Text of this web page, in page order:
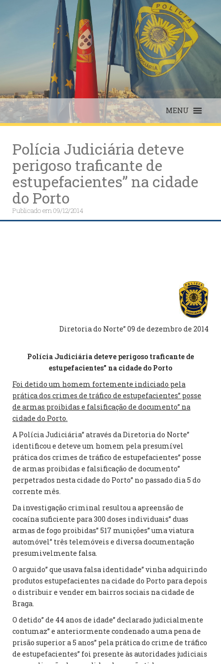
MENU
Polícia Judiciária deteve
perigoso traficante de
estupefacientes” na cidade
do Porto
Publicado em09/12/2014
Diretoria do Norte” 09 de dezembro de 2014
Polícia Judiciária deteve perigoso traficante de
estupefacientes” na cidade do Porto
Foi detido um homem fortemente indiciado pela
prática dos crimes de tráfico de estupefacientes” posse
de armas proibidas e falsificação de documento” na
cidade do Porto.
A Polícia Judiciária” através da Diretoria do Norte”
identificou e deteve um homem pela presumível
prática dos crimes de tráfico de estupefacientes” posse
de armas proibidas e falsificação de documento”
perpetrados nesta cidade do Porto” no passado dia 5 do
corrente mês.
Da investigação criminal resultou a apreensão de
cocaína suficiente para 300 doses individuais” duas
armas de fogo proibidas” 517 munições” uma viatura
automóvel” três telemóveis e diversa documentação
presumivelmente falsa.
O arguido” que usava falsa identidade” vinha adquirindo
produtos estupefacientes na cidade do Porto para depois
o distribuir e vender em bairros sociais na cidade de
Braga.
O detido” de 44 anos de idade” declarado judicialmente
contumaz” e anteriormente condenado a uma pena de
prisão superior a 5 anos” pela prática do crime de tráfico
de estupefacientes” foi presente às autoridades judiciais